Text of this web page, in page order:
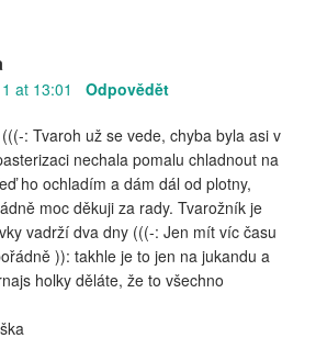
at 13:01 Odpovědět
: Tvaroh už se vede, chyba byla asi v
nechala pomalu chladnout na
ho ochladím a dám dál od plotny,
moc děkuji za rady. Tvarožník je
vadrží dva dny (((-: Jen mít víc času
)): takhle je to jen na jukandu a
holky děláte, že to všechno